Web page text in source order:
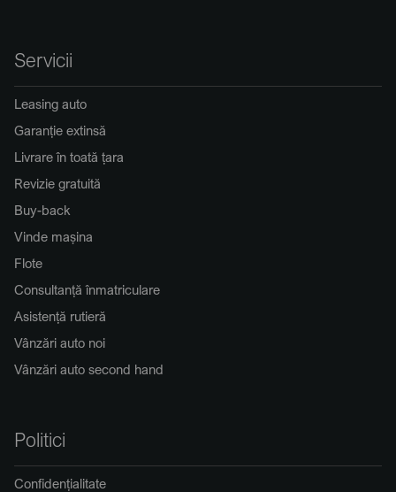
Servicii
Leasing auto
Garanție extinsă
Livrare în toată țara
Revizie gratuită
Buy-back
Vinde mașina
Flote
Consultanță înmatriculare
Asistență rutieră
Vânzări auto noi
Vânzări auto second hand
Politici
Confidențialitate